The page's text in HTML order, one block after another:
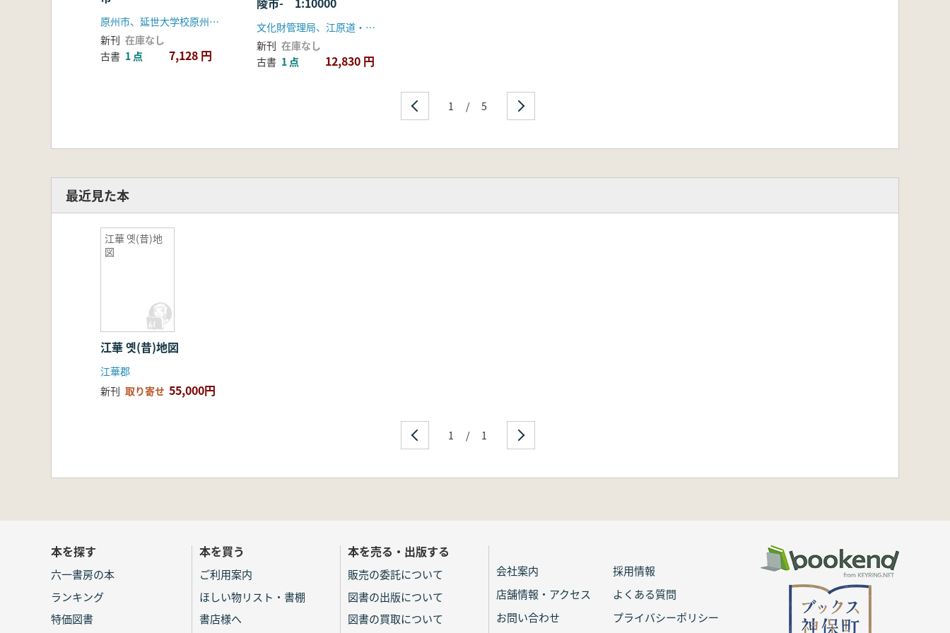
原州市、延世大学校原州博物
新刊 在庫なし
古書 1 点 7,128 円
文化財管理局、江原道・江陵市、江陵大学校博物館
新刊 在庫なし
古書 1 点 12,830 円
1 / 5
最近見た本
江華 옛(昔)地
図
江華 옛(昔)地図
江華郡
新刊 取り寄せ 55,000円
1 / 1
本を探す
六一書房の本
ランキング
特価図書
本を買う
ご利用案内
ほしい物リスト・書棚
書店様へ
本を売る・出版する
販売の委託について
図書の出版について
図書の買取について
会社案内
採用情報
店舗情報・アクセス
よくある質問
お問い合わせ
プライバシーポリシー